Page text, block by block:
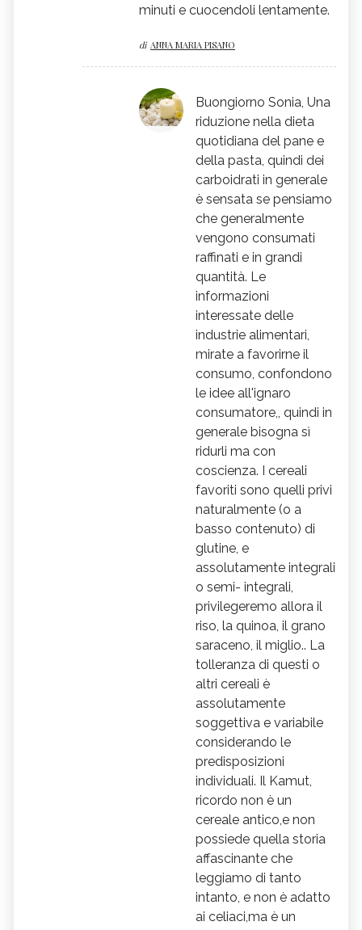
minuti e cuocendoli lentamente.
di ANNA MARIA PISANO
Buongiorno Sonia, Una
riduzione nella dieta
quotidiana del pane e
della pasta, quindi dei
carboidrati in generale
è sensata se pensiamo
che generalmente
vengono consumati
raffinati e in grandi
quantità. Le
informazioni
interessate delle
industrie alimentari,
mirate a favorirne il
consumo, confondono
le idee all'ignaro
consumatore,, quindi in
generale bisogna sì
ridurli ma con
coscienza. I cereali
favoriti sono quelli privi
naturalmente (o a
basso contenuto) di
glutine, e
assolutamente integrali
o semi- integrali,
privilegeremo allora il
riso, la quinoa, il grano
saraceno, il miglio.. La
tolleranza di questi o
altri cereali è
assolutamente
soggettiva e variabile
considerando le
predisposizioni
individuali. Il Kamut,
ricordo non è un
cereale antico,e non
possiede quella storia
affascinante che
leggiamo di tanto
intanto, e non è adatto
ai celiaci,ma è un